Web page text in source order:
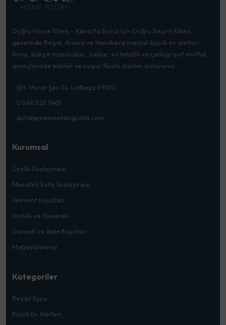
Doğru Home Store – Kıbrıs’ta Eviniz İçin Doğru Seçim! Kıbrıs
genelinde Regal, Arnica ve Hausberg markalı küçük ev aletleri,
klima, bahçe mobilyaları, halılar, ev tekstili ve çelik/granit mutfak
gereçlerinde kaliteli ve uygun fiyatlı ürünler sunuyoruz.
Şht. Murat Şen Sk, Lefkoşa 99010
0 548 822 0415
dijital@mehmetdogrultd.com
Kurumsal
Üyelik Sözleşmesi
Mesafeli Satış Sözleşmesi
Teslimat Koşulları
Gizlilik ve Güvenlik
Garanti ve İade Koşulları
Mağazalarımız
Kategoriler
Beyaz Eşya
Küçük Ev Aletleri